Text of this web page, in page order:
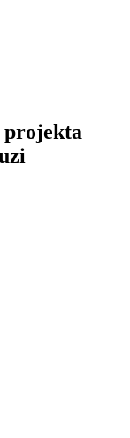
projekta